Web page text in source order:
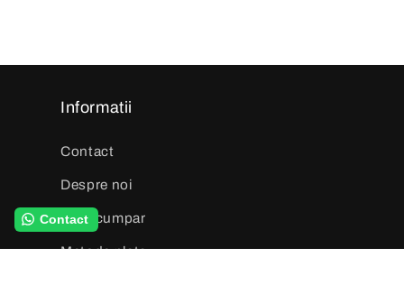
Informatii
Contact
Despre noi
Cum cumpar
Metode plata
Contact